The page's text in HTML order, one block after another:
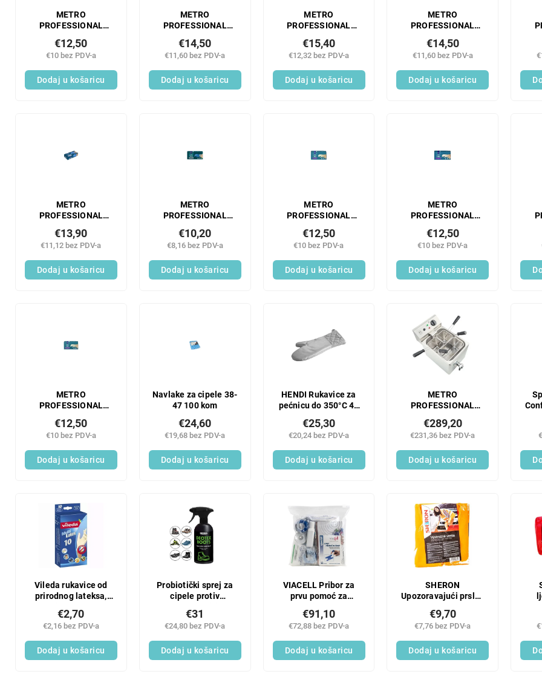
METRO
PROFESSIONAL
pudera veličina L 100
kom
€10 bez PDV-a
€12,50
Dodaj u košaricu
METRO
PROFESSIONAL
pudera, crne, veličina
S, 100 kom.
€11,60 bez PDV-a
€14,50
Dodaj u košaricu
METRO
PROFESSIONAL
pudera, crne, veličina
XL, 100 kom.
€12,32 bez PDV-a
€15,40
Dodaj u košaricu
METRO
PROFESSIONAL
pudera, crne, veličina
M, 100 kom.
€11,60 bez PDV-a
€14,50
Dodaj u košaricu
METRO
PROFESSIONAL
veličine M nitrilne.
100 kom
€11,12 bez PDV-a
€13,90
Dodaj u košaricu
METRO
PROFESSIONAL
nitrila. veličina S 100
kom
€8,16 bez PDV-a
€10,20
Dodaj u košaricu
METRO
PROFESSIONAL
bijele 100 kom
€10 bez PDV-a
€12,50
Dodaj u košaricu
METRO
PROFESSIONAL
pudera bijele 100
kom.
€10 bez PDV-a
€12,50
Dodaj u košaricu
METRO
PROFESSIONAL
bijele 100 kom
€10 bez PDV-a
€12,50
Dodaj u košaricu
Navlake za cipele 38-
47 100 kom
€19,68 bez PDV-a
€24,60
Dodaj u košaricu
HENDI Rukavice za
pećnicu do 350°C 43
€20,24 bez PDV-a
€25,30
Dodaj u košaricu
METRO
PROFESSIONAL
GNC 1008 1 kom.
€231,36 bez PDV-a
€289,20
Dodaj u košaricu
Vileda rukavice od
prirodnog lateksa,
komada
€2,16 bez PDV-a
€2,70
Dodaj u košaricu
Probiotički sprej za
cipele protiv
DEOTEX® BOOTS |
neutralizira
neugodne mirise, štiti
i osvježava | 500 ml
€24,80 bez PDV-a
€31
Dodaj u košaricu
VIACELL Pribor za
prvu pomoć za
kom.
€72,88 bez PDV-a
€91,10
Dodaj u košaricu
SHERON
Upozoravajući prsluk
€7,76 bez PDV-a
€9,70
Dodaj u košaricu